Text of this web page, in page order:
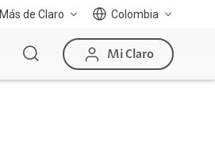
Más de Claro Colombia
Mi Claro